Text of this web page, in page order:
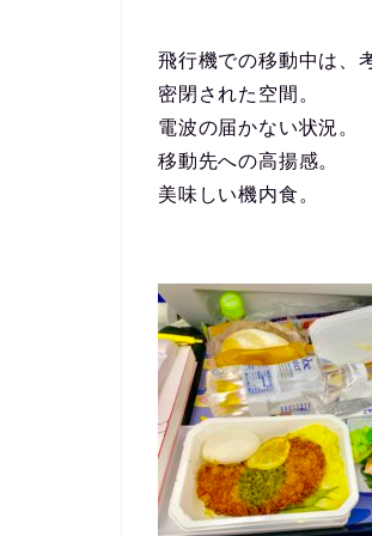
飛行機での移動中は、
密閉された空間。
電波の届かない状況。
移動先への高揚感。
美味しい機内食。